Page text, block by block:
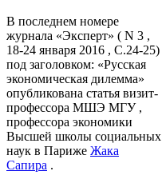
В последнем номере
журнала «Эксперт» ( N 3 ,
18-24 января 2016 , С.24-25)
под заголовком: «Русская
экономическая дилемма»
опубликована статья визит-
профессора МШЭ МГУ ,
профессора экономики
Высшей школы социальных
наук в Париже Жака
Сапира .